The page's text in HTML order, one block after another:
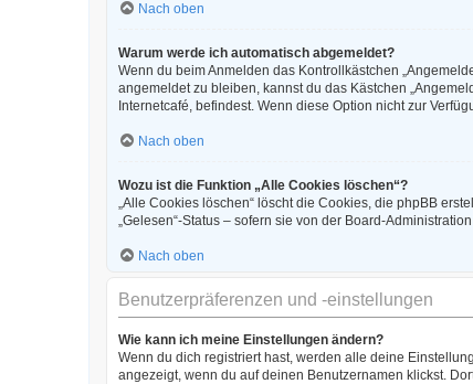
Nach oben
Warum werde ich automatisch abgemeldet?
Wenn du beim Anmelden das Kontrollkästchen
angemeldet zu bleiben, kannst du das Kästchen
Internetcafé, befindest. Wenn diese Option nicht zur
Nach oben
Wozu ist die Funktion „Alle Cookies löschen“?
„Alle Cookies löschen“ löscht die Cookies, die phpBB
„Gelesen“-Status – sofern sie von der Board-
Nach oben
Benutzerpräferenzen und -einstellungen
Wie kann ich meine Einstellungen ändern?
Wenn du dich registriert hast, werden alle deine
angezeigt, wenn du auf deinen Benutzernamen klickst.